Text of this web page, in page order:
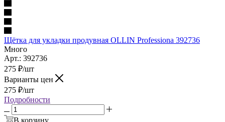
Щётка для укладки продувная OLLIN Professiona 392736
Много
Арт.: 392736
275 ₽/шт
Варианты цен
275 ₽/шт
Подробности
В корзину